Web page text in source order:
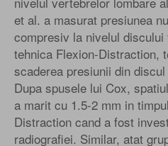
et al. a masurat presiunea
compresiv la nivelul
tehnica Flexion-Distraction,
scaderea presiunii din
Dupa spusele lui Cox,
a marit cu 1.5-2 mm in
Distraction cand a fost
radiografiei. Similar, atat